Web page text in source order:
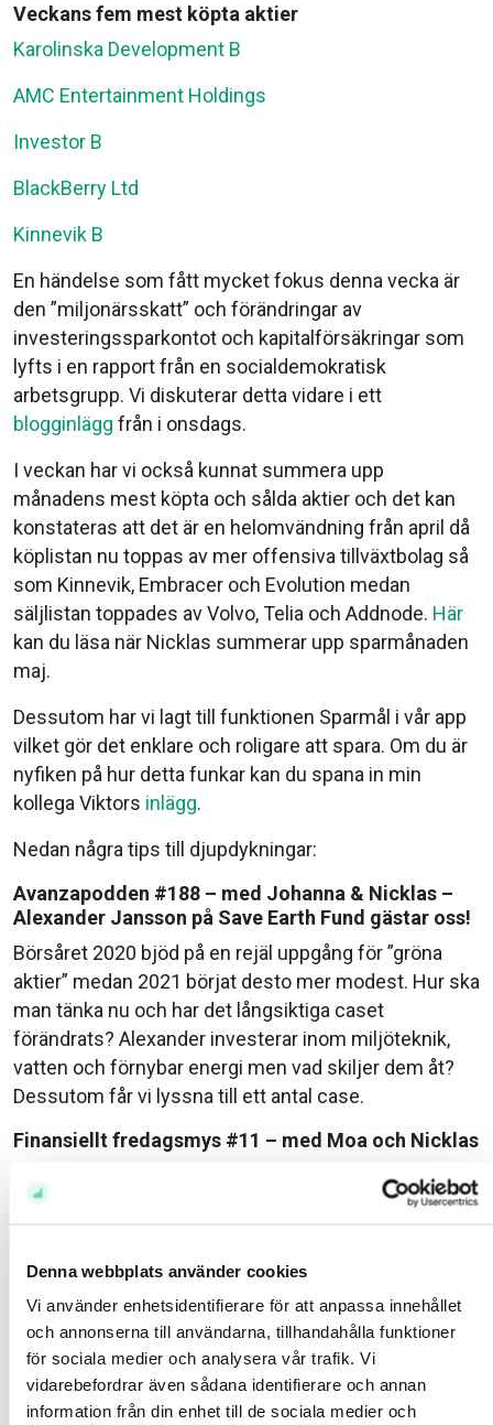
Denna webbplats använder cookies
Vi använder enhetsidentifierare för att anpassa innehållet
och annonserna till användarna, tillhandahålla funktioner
för sociala medier och analysera vår trafik. Vi
vidarebefordrar även sådana identifierare och annan
information från din enhet till de sociala medier och
Veckans fem mest köpta aktier
Karolinska Development B
AMC Entertainment Holdings
Investor B
BlackBerry Ltd
Kinnevik B
En händelse som fått mycket fokus denna vecka är
den ”miljonärsskatt” och förändringar av
investeringssparkontot och kapitalförsäkringar som
lyfts i en rapport från en socialdemokratisk
arbetsgrupp. Vi diskuterar detta vidare i ett
blogginlägg från i onsdags.
I veckan har vi också kunnat summera upp
månadens mest köpta och sålda aktier och det kan
konstateras att det är en helomvändning från april då
köplistan nu toppas av mer offensiva tillväxtbolag så
som Kinnevik, Embracer och Evolution medan
säljlistan toppades av Volvo, Telia och Addnode. Här
kan du läsa när Nicklas summerar upp sparmånaden
maj.
Dessutom har vi lagt till funktionen Sparmål i vår app
vilket gör det enklare och roligare att spara. Om du är
nyfiken på hur detta funkar kan du spana in min
kollega Viktors inlägg.
Nedan några tips till djupdykningar:
Avanzapodden #188 – med Johanna & Nicklas –
Alexander Jansson på Save Earth Fund gästar oss!
Börsåret 2020 bjöd på en rejäl uppgång för ”gröna
aktier” medan 2021 börjat desto mer modest. Hur ska
man tänka nu och har det långsiktiga caset
förändrats? Alexander investerar inom miljöteknik,
vatten och förnybar energi men vad skiljer dem åt?
Dessutom får vi lyssna till ett antal case.
Finansiellt fredagsmys #11 – med Moa och Nicklas
Titta på det rykande färska fredagsmyset #9 där du
får veckan uppsummerad av Nicklas och mig. Vi
häpnar över svängningarna i meme-stocks och
stanna. Och så lite konjunktur-mätare på det. Njut av
det längsta avsnittet – någonsin!